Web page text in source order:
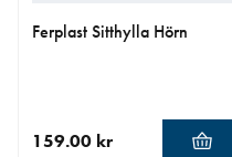
Ferplast Sitthylla Hörn
159.00 kr